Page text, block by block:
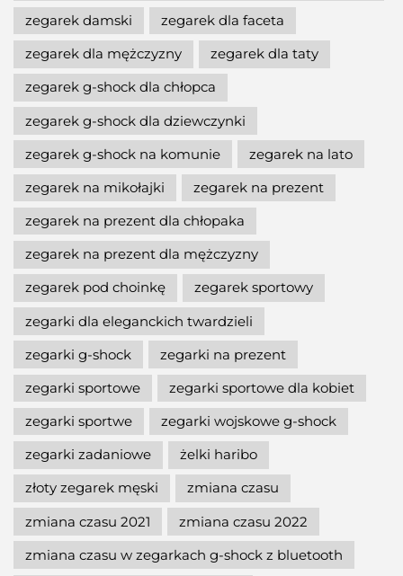
zegarek damski
zegarek dla faceta
zegarek dla mężczyzny
zegarek dla taty
zegarek g-shock dla chłopca
zegarek g-shock dla dziewczynki
zegarek g-shock na komunie
zegarek na lato
zegarek na mikołajki
zegarek na prezent
zegarek na prezent dla chłopaka
zegarek na prezent dla mężczyzny
zegarek pod choinkę
zegarek sportowy
zegarki dla eleganckich twardzieli
zegarki g-shock
zegarki na prezent
zegarki sportowe
zegarki sportowe dla kobiet
zegarki sportwe
zegarki wojskowe g-shock
zegarki zadaniowe
żelki haribo
złoty zegarek męski
zmiana czasu
zmiana czasu 2021
zmiana czasu 2022
zmiana czasu w zegarkach g-shock z bluetooth